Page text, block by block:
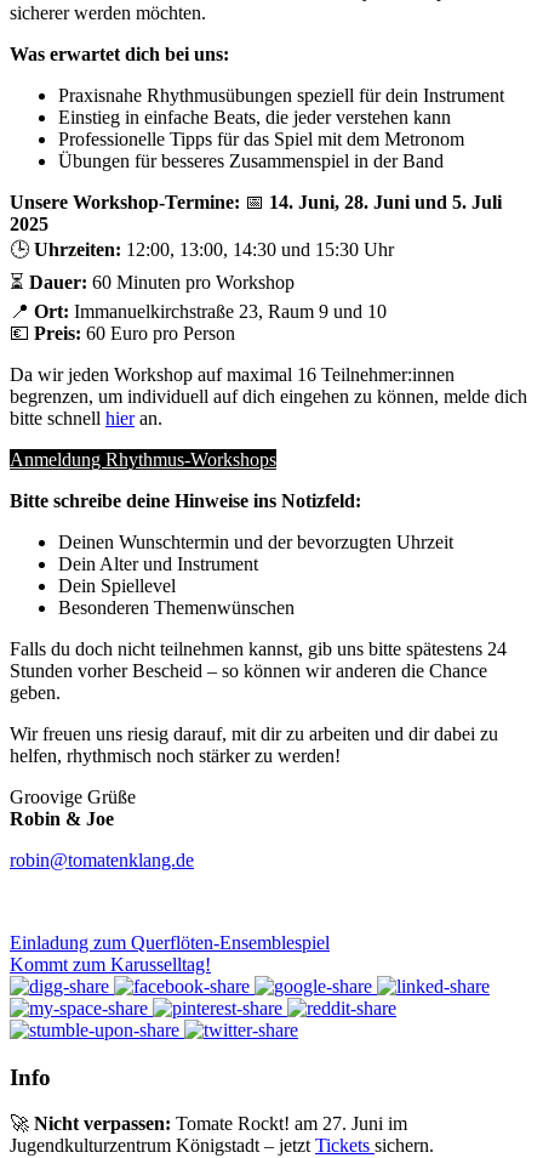
sicherer werden möchten.
Was erwartet dich bei uns:
Praxisnahe Rhythmusübungen speziell für dein Instrument
Einstieg in einfache Beats, die jeder verstehen kann
Professionelle Tipps für das Spiel mit dem Metronom
Übungen für besseres Zusammenspiel in der Band
Unsere Workshop-Termine: 📅 14. Juni, 28. Juni und 5. Juli
2025
🕒 Uhrzeiten: 12:00, 13:00, 14:30 und 15:30 Uhr
⏳ Dauer: 60 Minuten pro Workshop
📍 Ort: Immanuelkirchstraße 23, Raum 9 und 10
💶 Preis: 60 Euro pro Person
Da wir jeden Workshop auf maximal 16 Teilnehmer:innen
begrenzen, um individuell auf dich eingehen zu können, melde dich
bitte schnell hieran.
Anmeldung Rhythmus-Workshops
Bitte schreibe deine Hinweise ins Notizfeld:
Deinen Wunschtermin und der bevorzugten Uhrzeit
Dein Alter und Instrument
Dein Spiellevel
Besonderen Themenwünschen
Falls du doch nicht teilnehmen kannst, gib uns bitte spätestens 24
Stunden vorher Bescheid – so können wir anderen die Chance
geben.
Wir freuen uns riesig darauf, mit dir zu arbeiten und dir dabei zu
helfen, rhythmisch noch stärker zu werden!
Groovige Grüße
Robin & Joe
robin@tomatenklang.de
Einladung zum Querflöten-Ensemblespiel
Kommt zum Karusselltag!
Info
🚀 Nicht verpassen: Tomate Rockt! am 27. Juni im
Jugendkulturzentrum Königstadt – jetztTickets sichern.